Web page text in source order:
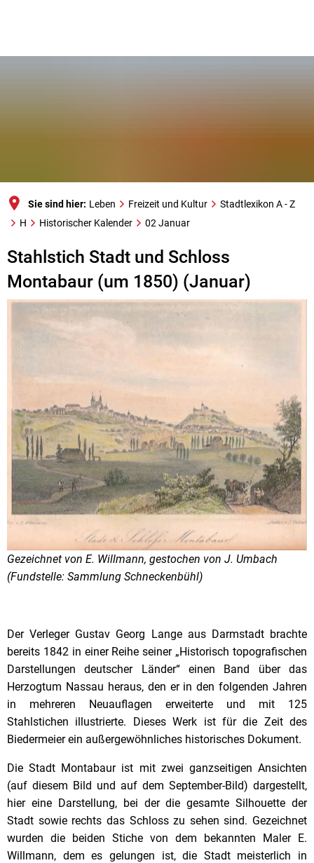
Sie sind hier: Leben Freizeit und Kultur
Stadtlexikon A - Z
H
Historischer Kalender 02 Januar
Stahlstich Stadt und Schloss
Montabaur (um 1850) (Januar)
Gezeichnet von E. Willmann, gestochen von J. Umbach
(Fundstelle: Sammlung Schneckenbühl)
Der Verleger Gustav Georg Lange aus Darmstadt brachte
bereits 1842 in einer Reihe seiner „Historisch topografischen
Darstellungen deutscher Länder“ einen Band über das
Herzogtum Nassau heraus, den er in den folgenden Jahren
in mehreren Neuauflagen erweiterte und mit 125
Stahlstichen illustrierte. Dieses Werk ist für die Zeit des
Biedermeier ein außergewöhnliches historisches Dokument.
Die Stadt Montabaur ist mit zwei ganzseitigen Ansichten
(auf diesem Bild und auf dem September-Bild) dargestellt,
hier eine Darstellung, bei der die gesamte Silhouette der
Stadt sowie rechts das Schloss zu sehen sind. Gezeichnet
wurden die beiden Stiche von dem bekannten Maler E.
Willmann, dem es gelungen ist, die Stadt meisterlich in